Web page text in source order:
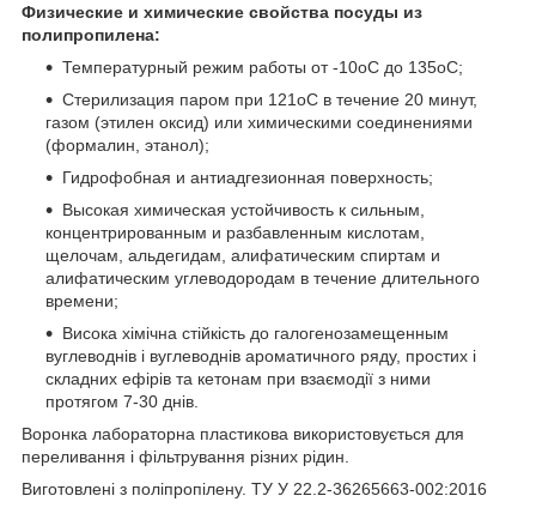
Физические и химические свойства посуды из
полипропилена:
Температурный режим работы от -10оС до 135оС;
Стерилизация паром при 121оС в течение 20 минут,
газом (этилен оксид) или химическими соединениями
(формалин, этанол);
Гидрофобная и антиадгезионная поверхность;
Высокая химическая устойчивость к сильным,
концентрированным и разбавленным кислотам,
щелочам, альдегидам, алифатическим спиртам и
алифатическим углеводородам в течение длительного
времени;
Висока хімічна стійкість до галогенозамещенным
вуглеводнів і вуглеводнів ароматичного ряду, простих і
складних ефірів та кетонам при взаємодії з ними
протягом 7-30 днів.
Воронка лабораторна пластикова використовується для
переливання і фільтрування різних рідин.
Виготовлені з поліпропілену. ТУ У 22.2-36265663-002:2016